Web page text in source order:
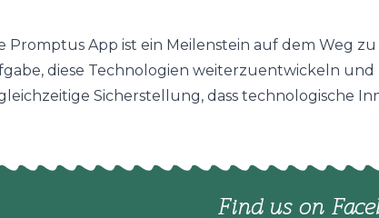
App ist ein Meilenstein auf dem Weg
diese Technologien weiterzuentwickeln und
Sicherstellung, dass technologische
Find us on